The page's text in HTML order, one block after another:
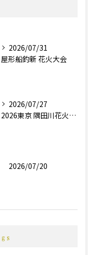
2026/07/31
屋形船釣新 花火大会
2026/07/27
2026東京 隅田川花火大会
2026/07/20